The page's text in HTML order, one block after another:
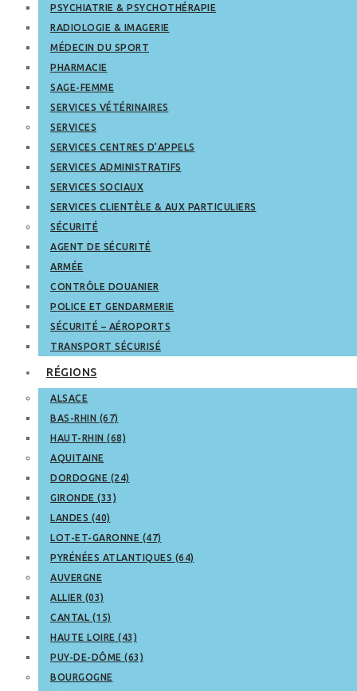
PSYCHIATRIE & PSYCHOTHÉRAPIE
RADIOLOGIE & IMAGERIE
MÉDECIN DU SPORT
PHARMACIE
SAGE-FEMME
SERVICES VÉTÉRINAIRES
SERVICES
SERVICES CENTRES D’APPELS
SERVICES ADMINISTRATIFS
SERVICES SOCIAUX
SERVICES CLIENTÈLE & AUX PARTICULIERS
SÉCURITÉ
AGENT DE SÉCURITÉ
ARMÉE
CONTRÔLE DOUANIER
POLICE ET GENDARMERIE
SÉCURITÉ – AÉROPORTS
TRANSPORT SÉCURISÉ
RÉGIONS
ALSACE
BAS-RHIN (67)
HAUT-RHIN (68)
AQUITAINE
DORDOGNE (24)
GIRONDE (33)
LANDES (40)
LOT-ET-GARONNE (47)
PYRÉNÉES ATLANTIQUES (64)
AUVERGNE
ALLIER (03)
CANTAL (15)
HAUTE LOIRE (43)
PUY-DE-DÔME (63)
BOURGOGNE